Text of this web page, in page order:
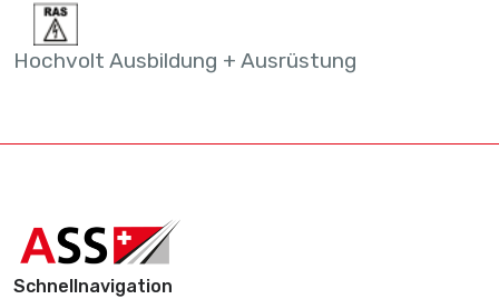
Hochvolt Ausbildung + Ausrüstung
Schnellnavigation